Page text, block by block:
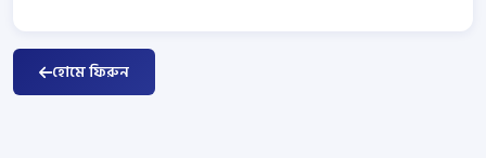
হোমে ফিরুন